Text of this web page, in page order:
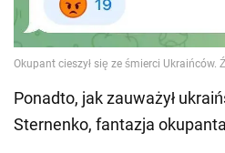
Ponadto, jak zauważył
Sternenko, fantazja